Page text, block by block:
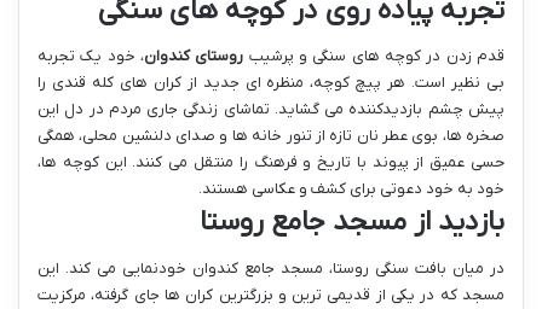
تجربه پیاده روی در کوچه های سنگی
قدم زدن در کوچه های سنگی و پرشیب روستای کندوان، خود یک تجربه
بی نظیر است. هر پیچ کوچه، منظره ای جدید از کران های کله قندی را
پیش چشم بازدیدکننده می گشاید. تماشای زندگی جاری مردم در دل این
صخره ها، بوی عطر نان تازه از تنور خانه ها و صدای دلنشین محلی، همگی
حسی عمیق از پیوند با تاریخ و فرهنگ را منتقل می کنند. این کوچه ها،
خود به خود دعوتی برای کشف و عکاسی هستند.
بازدید از مسجد جامع روستا
در میان بافت سنگی روستا، مسجد جامع کندوان خودنمایی می کند. این
مسجد که در یکی از قدیمی ترین و بزرگترین کران ها جای گرفته، مرکزیت